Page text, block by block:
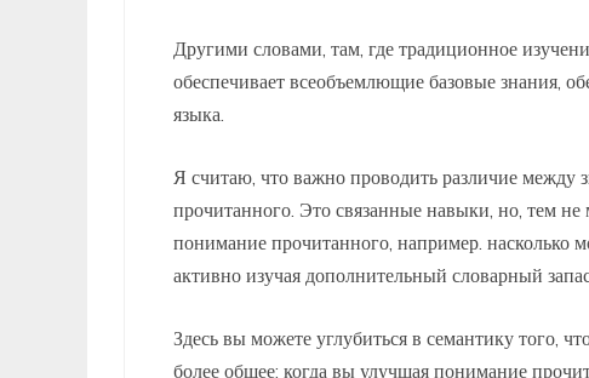
Другими словами, там, где традиционное
обеспечивает всеобъемлющие базовые знания,
языка.
Я считаю, что важно проводить различие между
прочитанного. Это связанные навыки, но, тем
понимание прочитанного, например. насколько
активно изучая дополнительный словарный
Здесь вы можете углубиться в семантику того,
более общее: когда вы улучшая понимание